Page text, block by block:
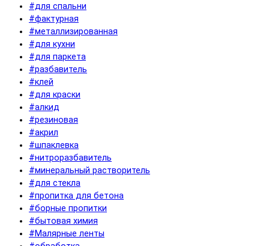
#для спальни
#фактурная
#металлизированная
#для кухни
#для паркета
#разбавитель
#клей
#для краски
#алкид
#резиновая
#акрил
#шпаклевка
#нитроразбавитель
#минеральный растворитель
#для стекла
#пропитка для бетона
#борные пропитки
#бытовая химия
#Малярные ленты